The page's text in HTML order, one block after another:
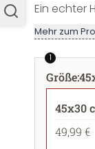
Ein echter
Mehr zum
1
Größe:
45x30
49,99 €